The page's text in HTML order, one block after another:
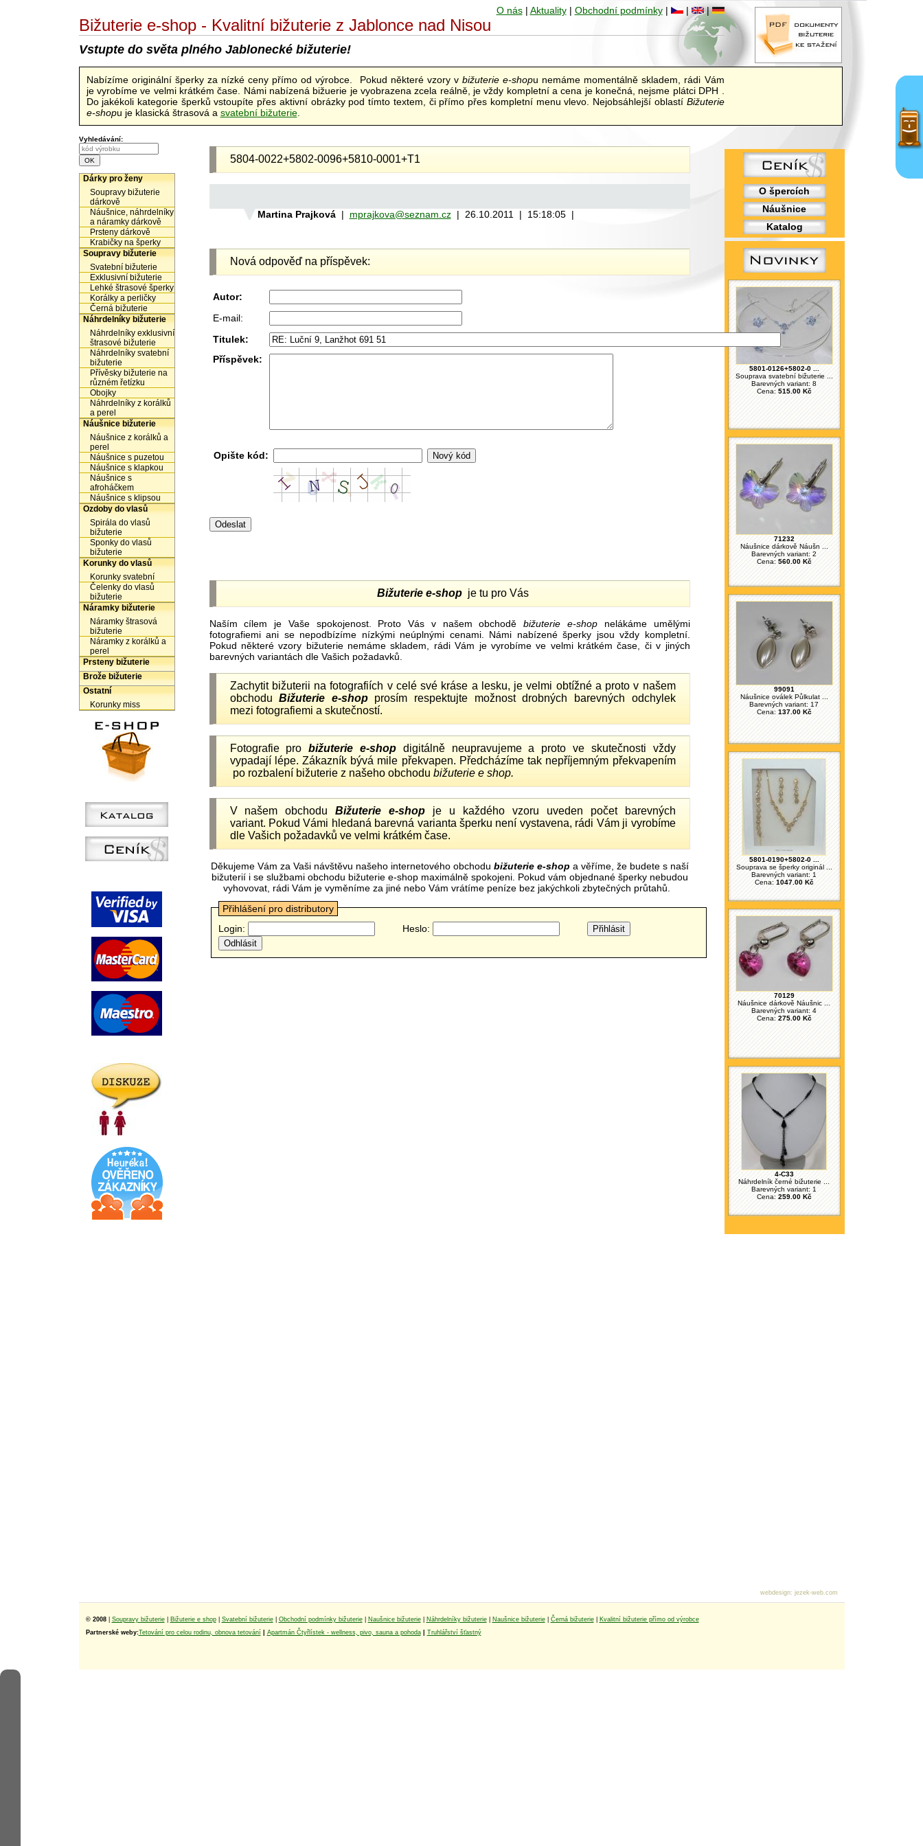
O špercích
Náušnice
Katalog
5801-0126+5802-0 ...
Souprava svatební bižuterie ...
Barevných variant: 8
Cena: 515.00 Kč
71232
Náušnice dárkově Náušn ...
Barevných variant: 2
Cena: 560.00 Kč
99091
Náušnice oválek Půlkulat ...
Barevných variant: 17
Cena: 137.00 Kč
5801-0190+5802-0 ...
Souprava se šperky originál ...
Barevných variant: 1
Cena: 1047.00 Kč
70129
Náušnice dárkově Náušnic ...
Barevných variant: 4
Cena: 275.00 Kč
4-C33
Náhrdelník černé bižuterie ...
Barevných variant: 1
Cena: 259.00 Kč
O nás| Aktuality| Obchodní podmínky| | |
Bižuterie e-shop - Kvalitní bižuterie z Jablonce nad Nisou
Vstupte do světa plného Jablonecké bižuterie!
Nabízíme originální šperky za nízké ceny přímo od výrobce. Pokud některé vzory v bižuterie e-shopu nemáme momentálně skladem, rádi Vám
je vyrobíme ve velmi krátkém čase. Námi nabízená bižuerie je vyobrazena zcela reálně, je vždy kompletní a cena je konečná, nejsme plátci DPH .
Do jakékoli kategorie šperků vstoupíte přes aktivní obrázky pod tímto textem, či přímo přes kompletní menu vlevo. Nejobsáhlejší oblastí Bižuterie
e-shopu je klasická štrasová a svatební bižuterie.
Vyhledávání:
Dárky pro ženy
Soupravy bižuterie
dárkově
Náušnice, náhrdelníky
a náramky dárkově
Prsteny dárkově
Krabičky na šperky
Soupravy bižuterie
Svatební bižuterie
Exklusivní bižuterie
Lehké štrasové šperky
Korálky a perličky
Černá bižuterie
Náhrdelníky bižuterie
Náhrdelníky exklusivní
štrasové bižuterie
Náhrdelníky svatební
bižuterie
Přívěsky bižuterie na
různém řetízku
Obojky
Náhrdelníky z korálků
a perel
Náušnice bižuterie
Náušnice z korálků a
perel
Náušnice s puzetou
Náušnice s klapkou
Náušnice s
afroháčkem
Náušnice s klipsou
Ozdoby do vlasů
Spirála do vlasů
bižuterie
Sponky do vlasů
bižuterie
Korunky do vlasů
Korunky svatební
Čelenky do vlasů
bižuterie
Náramky bižuterie
Náramky štrasová
bižuterie
Náramky z korálků a
perel
Prsteny bižuterie
Brože bižuterie
Ostatní
Korunky miss
5804-0022+5802-0096+5810-0001+T1
Martina Prajková| mprajkova@seznam.cz| 26.10.2011 | 15:18:05 |
Nová odpověď na příspěvek:
Autor:
E-mail:
Titulek:
Příspěvek:
Opište kód:
Bižuterie e-shopje tu pro Vás
Naším cílem je Vaše spokojenost. Proto Vás v našem obchoděbižuterie e-shopnelákáme umělými
fotografiemi ani se nepodbízíme nízkými neúplnými cenami. Námi nabízené šperky jsou vždy kompletní.
Pokud některé vzory bižuterie nemáme skladem, rádi Vám je vyrobíme ve velmi krátkém čase, či v jiných
barevných variantách dle Vašich požadavků.
Zachytit bižuterii na fotografiích v celé své kráse a lesku, je velmi obtížné a proto v našem
obchoduBižuterie e-shopprosím respektujte možnost drobných barevných odchylek
mezi fotografiemi a skutečností.
Fotografie probižuterie e-shopdigitálně neupravujeme a proto ve skutečnosti vždy
vypadají lépe. Zákazník bývá mile překvapen. Předcházíme tak nepříjemným překvapením
po rozbalení bižuterie z našeho obchodu bižuterie e shop.
V našem obchoduBižuterie e-shop je u každého vzoru uveden počet barevných
variant. Pokud Vámi hledaná barevná varianta šperku není vystavena, rádi Vám ji vyrobíme
dle Vašich požadavků ve velmi krátkém čase.
Děkujeme Vám za Vaši návštěvu našeho internetového obchodu bižuterie e-shop a věříme, že budete s naší
bižuterií i se službami obchodu bižuterie e-shop maximálně spokojeni. Pokud vám objednané šperky nebudou
vyhovovat, rádi Vám je vyměníme za jiné nebo Vám vrátíme peníze bez jakýchkoli zbytečných průtahů.
Přihlášení pro distributory
Login:
Heslo:
© 2008 Soupravy bižuterie| Bižuterie e shop| Svatební bižuterie| Obchodní podmínky bižuterie| Naušnice bižuterie| Náhrdelníky bižuterie| Naušnice bižuterie| Černá bižuterie|
Kvalitní bižuterie přímo od výrobce
Partnerské weby:Tetování pro celou rodinu, obnova tetování Apartmán Čtyřlístek - wellness, pivo, sauna a pohoda| Truhlářství šťastný
webdesign: jezek-web.com